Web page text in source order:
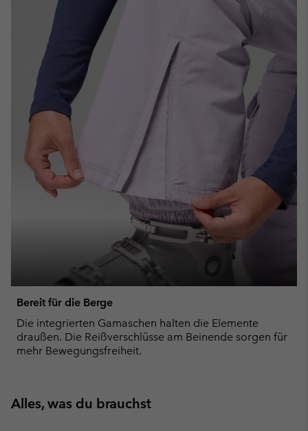
Bereit für die Berge
Die integrierten Gamaschen halten die Elemente
draußen. Die Reißverschlüsse am Beinende sorgen für
mehr Bewegungsfreiheit.
Alles, was du brauchst